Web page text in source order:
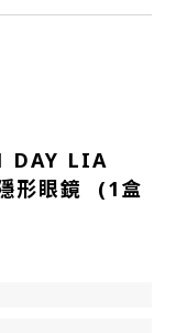
DAY LIA
形眼鏡 (1盒